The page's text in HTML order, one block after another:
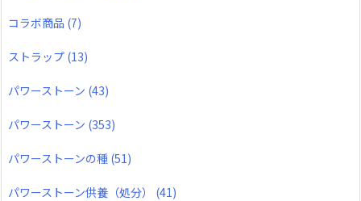
コラボ商品 (7)
ストラップ (13)
パワーストーン (43)
パワーストーン (353)
パワーストーンの種 (51)
パワーストーン供養（処分） (41)